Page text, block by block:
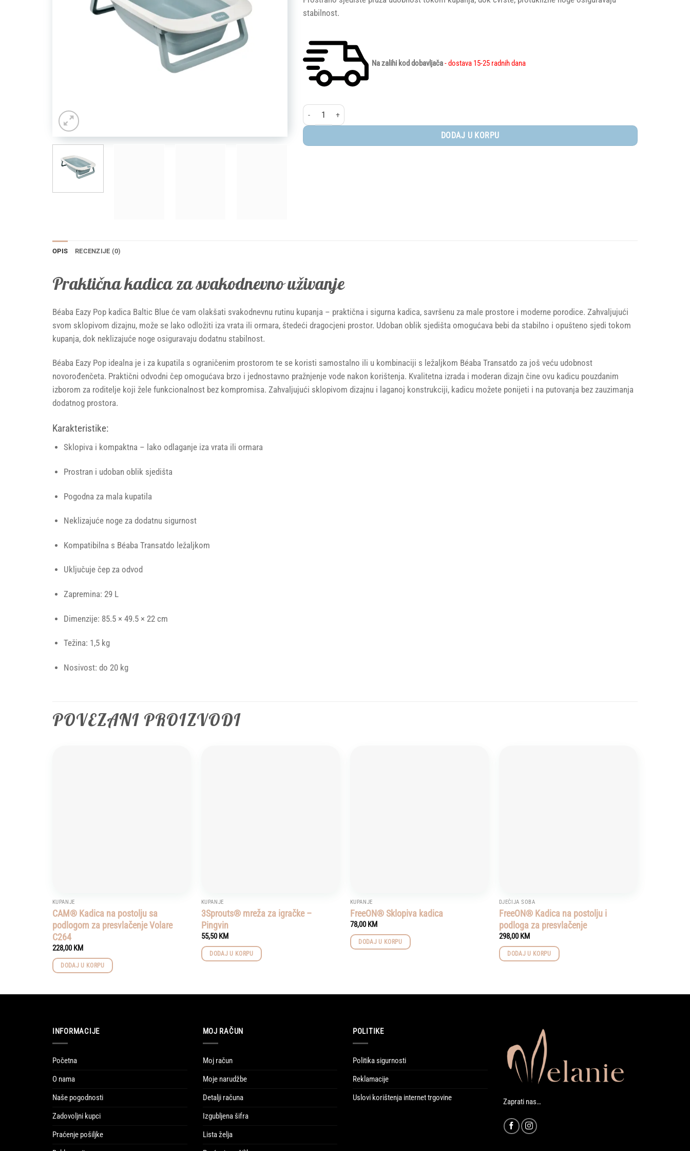
stabilnost.
Na zalihi kod dobavljača- dostava 15-25 radnih dana
Béaba® Eazy Pop kadica, Baltic Blue količina
DODAJ U KORPU
OPIS RECENZIJE (0)
Praktična kadica za svakodnevno uživanje
Béaba Eazy Pop kadica Baltic Blue će vam olakšati svakodnevnu rutinu kupanja – praktična i sigurna kadica, savršenu za male prostore i moderne porodice. Zahvaljujući
svom sklopivom dizajnu, može se lako odložiti iza vrata ili ormara, štedeći dragocjeni prostor. Udoban oblik sjedišta omogućava bebi da stabilno i opušteno sjedi tokom
kupanja, dok neklizajuće noge osiguravaju dodatnu stabilnost.
Béaba Eazy Pop idealna je i za kupatila s ograničenim prostorom te se koristi samostalno ili u kombinaciji s ležaljkom Béaba Transatdo za još veću udobnost
novorođenčeta. Praktični odvodni čep omogućava brzo i jednostavno pražnjenje vode nakon korištenja. Kvalitetna izrada i moderan dizajn čine ovu kadicu pouzdanim
izborom za roditelje koji žele funkcionalnost bez kompromisa. Zahvaljujući sklopivom dizajnu i laganoj konstrukciji, kadicu možete ponijeti i na putovanja bez zauzimanja
dodatnog prostora.
Karakteristike:
Sklopiva i kompaktna – lako odlaganje iza vrata ili ormara
Prostran i udoban oblik sjedišta
Pogodna za mala kupatila
Neklizajuće noge za dodatnu sigurnost
Kompatibilna s Béaba Transatdo ležaljkom
Uključuje čep za odvod
Zapremina: 29 L
Dimenzije: 85.5 × 49.5 × 22 cm
Težina: 1,5 kg
Nosivost: do 20 kg
POVEZANI PROIZVODI
KUPANJE
CAM® Kadica na postolju sa
podlogom za presvlačenje Volare
C264
228,00KM
DODAJ U KORPU
KUPANJE
3Sprouts® mreža za igračke –
Pingvin
55,50KM
DODAJ U KORPU
KUPANJE
FreeON® Sklopiva kadica
78,00KM
DODAJ U KORPU
DJEČIJA SOBA
FreeON® Kadica na postolju i
podloga za presvlačenje
298,00KM
DODAJ U KORPU
INFORMACIJE
Početna
O nama
Naše pogodnosti
Zadovoljni kupci
Praćenje pošiljke
MOJ RAČUN
Moj račun
Moje narudžbe
Detalji računa
Izgubljena šifra
Lista želja
POLITIKE
Politika sigurnosti
Reklamacije
Uslovi korištenja internet trgovine
Zaprati nas…